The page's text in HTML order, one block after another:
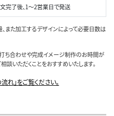
完了後、1～2営業日で発送
また加工するデザインによって必要日数は
ち合わせや完成イメージ制作のお時間が
談いただくことをおすすめいたします。
」をご覧ください。